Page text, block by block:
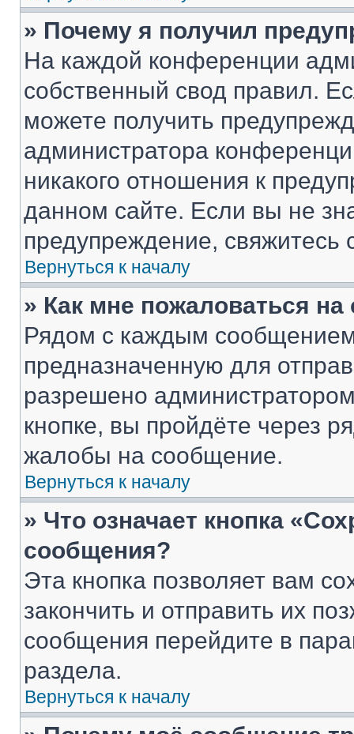
» Почему я получил
На каждой конференции
собственный свод правил.
можете получить
администратора
никакого отношения к
данном сайте. Если вы не
предупреждение,
Вернуться к началу
» Как мне пожаловаться
Рядом с каждым сообщением
предназначенную для
разрешено
кнопке, вы пройдёте через
жалобы на сообщение.
Вернуться к началу
» Что означает кнопка
сообщения?
Эта кнопка позволяет вам
закончить и отправить их
сообщения перейдите в
раздела.
Вернуться к началу